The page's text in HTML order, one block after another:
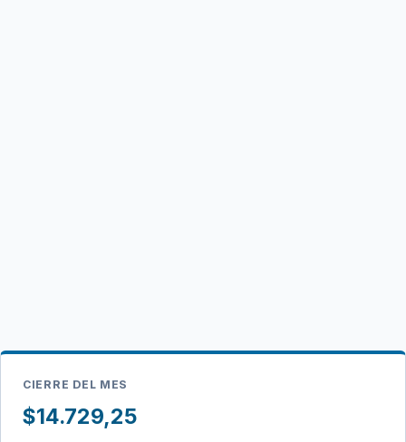
CIERRE DEL MES
$14.729,25